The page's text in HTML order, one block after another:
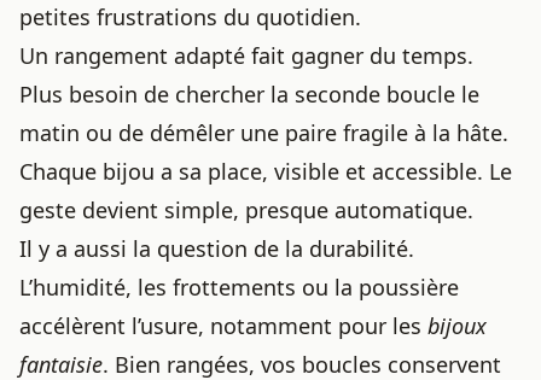
petites frustrations du quotidien.
Un rangement adapté fait gagner du temps.
Plus besoin de chercher la seconde boucle le
matin ou de démêler une paire fragile à la hâte.
Chaque bijou a sa place, visible et accessible. Le
geste devient simple, presque automatique.
Il y a aussi la question de la durabilité.
L’humidité, les frottements ou la poussière
accélèrent l’usure, notamment pour les bijoux
fantaisie. Bien rangées, vos boucles conservent